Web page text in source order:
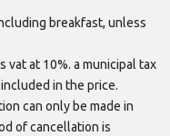
breakfast, unless
vat at 10%. a municipal tax
in the price.
can only be made in
of cancellation is